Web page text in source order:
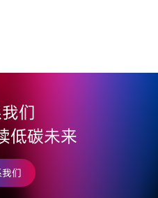
们
低碳未来
们